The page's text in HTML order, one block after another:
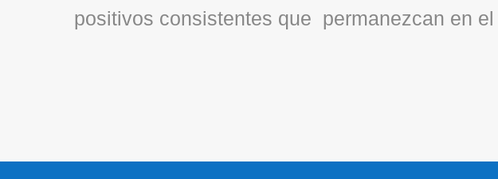
positivos consistentes que permanezcan en el